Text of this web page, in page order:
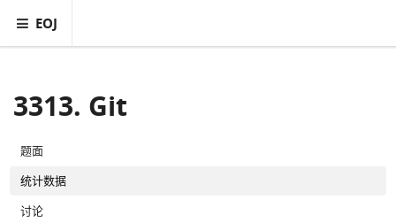
EOJ
3313. Git
题面
统计数据
讨论